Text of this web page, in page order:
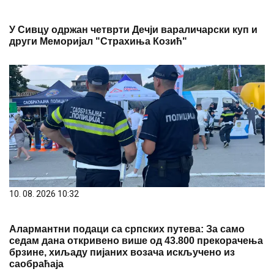
У Сивцу одржан четврти Дечји вараличарски куп и
други Меморијал "Страхиња Козић"
10. 08. 2026 10:32
Алармантни подаци са српских путева: За само
седам дана откривено више од 43.800 прекорачења
брзине, хиљаду пијаних возача искључено из
саобраћаја